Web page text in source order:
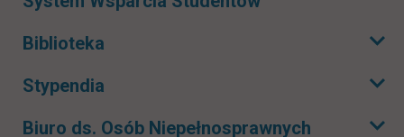
Biblioteka
Rozwiń podmenu
Stypendia
Biuro ds. Osób Niepełnosprawnych